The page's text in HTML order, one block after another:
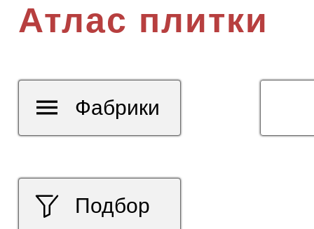
Атлас плитки
Подбор
Фабрики